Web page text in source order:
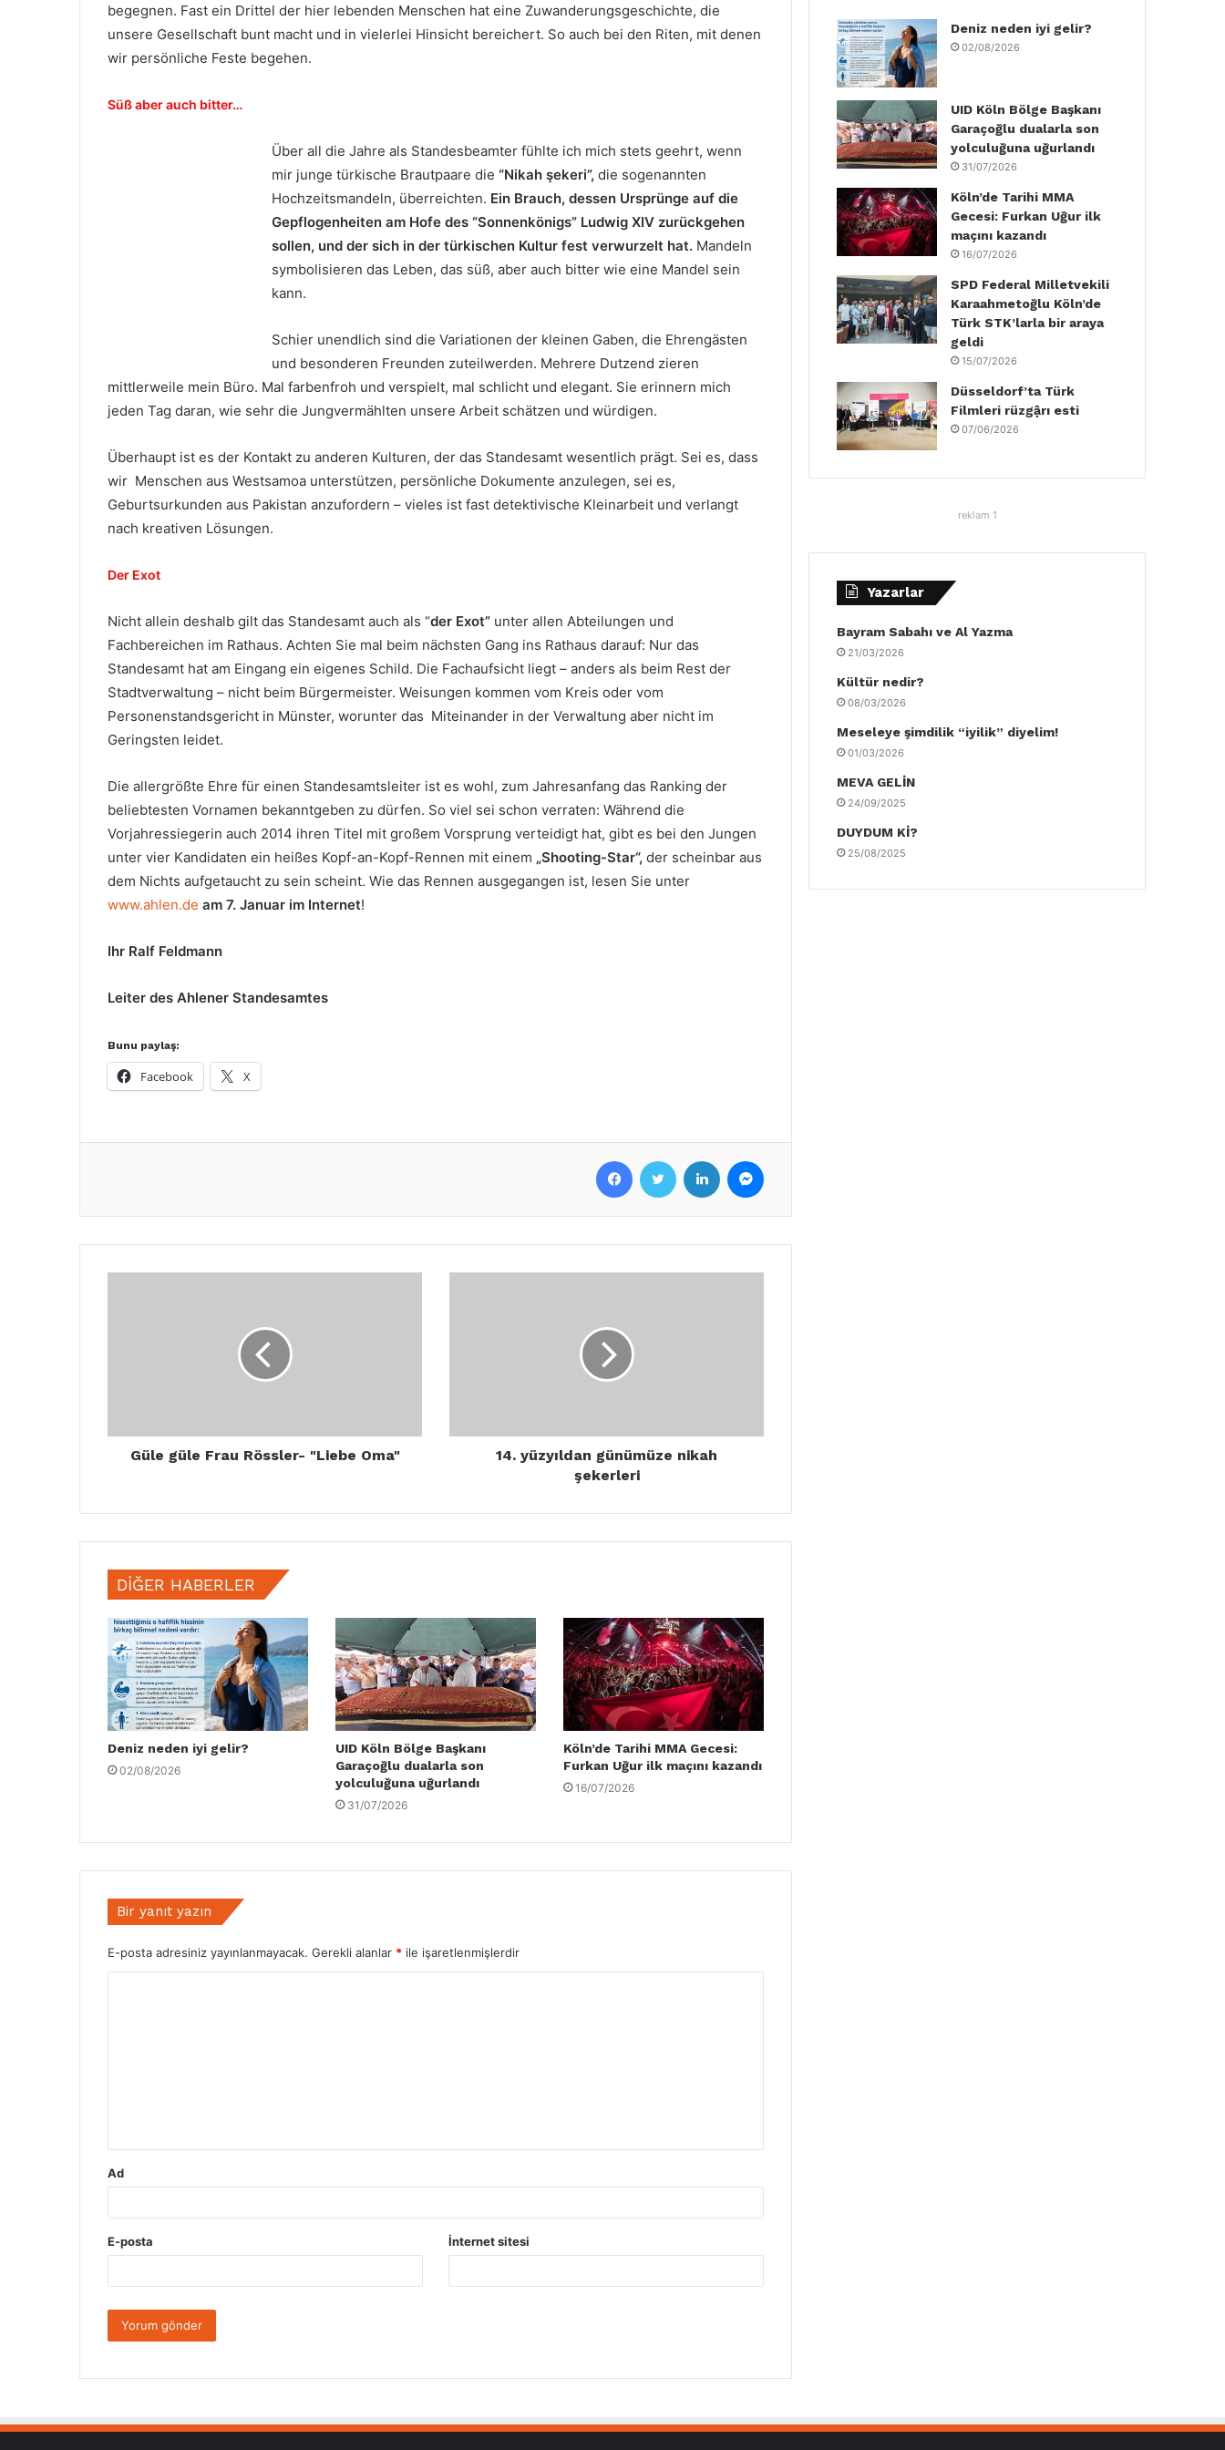
begegnen. Fast ein Drittel der hier lebenden Menschen hat eine Zuwanderungsgeschichte, die
unsere Gesellschaft bunt macht und in vielerlei Hinsicht bereichert. So auch bei den Riten, mit denen
wir persönliche Feste begehen.
Süß aber auch bitter…
Über all die Jahre als Standesbeamter fühlte ich mich stets geehrt, wenn
mir junge türkische Brautpaare die “Nikah şekeri”, die sogenannten
Hochzeitsmandeln, überreichten. Ein Brauch, dessen Ursprünge auf die
Gepflogenheiten am Hofe des “Sonnenkönigs” Ludwig XIV zurückgehen
sollen, und der sich in der türkischen Kultur fest verwurzelt hat. Mandeln
symbolisieren das Leben, das süß, aber auch bitter wie eine Mandel sein
kann.
Schier unendlich sind die Variationen der kleinen Gaben, die Ehrengästen
und besonderen Freunden zuteilwerden. Mehrere Dutzend zieren
mittlerweile mein Büro. Mal farbenfroh und verspielt, mal schlicht und elegant. Sie erinnern mich
jeden Tag daran, wie sehr die Jungvermählten unsere Arbeit schätzen und würdigen.
Überhaupt ist es der Kontakt zu anderen Kulturen, der das Standesamt wesentlich prägt. Sei es, dass
wir Menschen aus Westsamoa unterstützen, persönliche Dokumente anzulegen, sei es,
Geburtsurkunden aus Pakistan anzufordern – vieles ist fast detektivische Kleinarbeit und verlangt
nach kreativen Lösungen.
Der Exot
Nicht allein deshalb gilt das Standesamt auch als “der Exot” unter allen Abteilungen und
Fachbereichen im Rathaus. Achten Sie mal beim nächsten Gang ins Rathaus darauf: Nur das
Standesamt hat am Eingang ein eigenes Schild. Die Fachaufsicht liegt – anders als beim Rest der
Stadtverwaltung – nicht beim Bürgermeister. Weisungen kommen vom Kreis oder vom
Personenstandsgericht in Münster, worunter das Miteinander in der Verwaltung aber nicht im
Geringsten leidet.
Die allergrößte Ehre für einen Standesamtsleiter ist es wohl, zum Jahresanfang das Ranking der
beliebtesten Vornamen bekanntgeben zu dürfen. So viel sei schon verraten: Während die
Vorjahressiegerin auch 2014 ihren Titel mit großem Vorsprung verteidigt hat, gibt es bei den Jungen
unter vier Kandidaten ein heißes Kopf-an-Kopf-Rennen mit einem „Shooting-Star“, der scheinbar aus
dem Nichts aufgetaucht zu sein scheint. Wie das Rennen ausgegangen ist, lesen Sie unter
www.ahlen.de am 7. Januar im Internet!
Ihr Ralf Feldmann
Leiter des Ahlener Standesamtes
Bunu paylaş:
Facebook X
Güle güle Frau Rössler- "Liebe Oma"
14. yüzyıldan günümüze nikah
şekerleri
DIĞER HABERLER
Deniz neden iyi gelir?
02/08/2026
UID Köln Bölge Başkanı
Garaçoğlu dualarla son
yolculuğuna uğurlandı
31/07/2026
Köln’de Tarihi MMA Gecesi:
Furkan Uğur ilk maçını kazandı
16/07/2026
Bir yanıt yazın
E-posta adresiniz yayınlanmayacak. Gerekli alanlar * ile işaretlenmişlerdir
Ad
E-posta İnternet sitesi
o
o
e
r
d
n
b
g
a
m
k
Deniz neden iyi gelir?
02/08/2026
UID Köln Bölge Başkanı
Garaçoğlu dualarla son
yolculuğuna uğurlandı
31/07/2026
Köln’de Tarihi MMA
Gecesi: Furkan Uğur ilk
maçını kazandı
16/07/2026
SPD Federal Milletvekili
Karaahmetoğlu Köln’de
Türk STK’larla bir araya
geldi
15/07/2026
Düsseldorf’ta Türk
Filmleri rüzgậrı esti
07/06/2026
reklam 1
Yazarlar
Bayram Sabahı ve Al Yazma
21/03/2026
Kültür nedir?
08/03/2026
Meseleye şimdilik “iyilik” diyelim!
01/03/2026
MEVA GELİN
24/09/2025
DUYDUM Kİ?
25/08/2025